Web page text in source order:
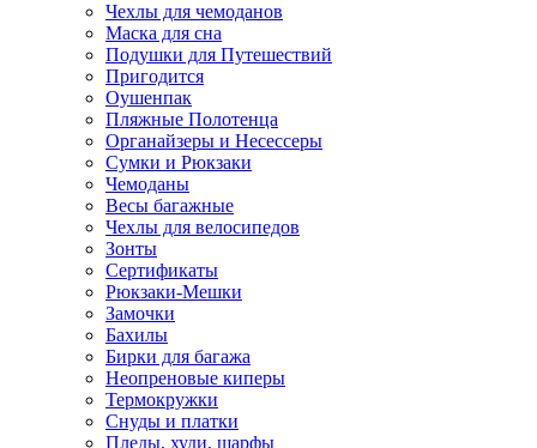
Чехлы для чемоданов
Маска для сна
Подушки для Путешествий
Пригодится
Оушенпак
Пляжные Полотенца
Органайзеры и Несессеры
Сумки и Рюкзаки
Чемоданы
Весы багажные
Чехлы для велосипедов
Зонты
Сертификаты
Рюкзаки-Мешки
Замочки
Бахилы
Бирки для багажа
Неопреновые киперы
Термокружки
Снуды и платки
Пледы, худи, шарфы